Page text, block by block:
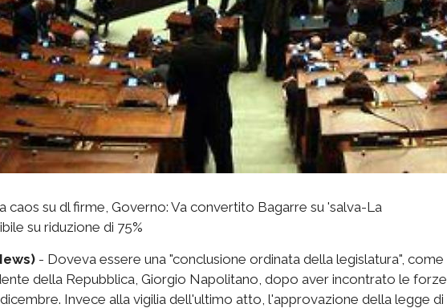
caos su dl firme, Governo: Va convertito Bagarre su 'salva-La
su riduzione di 75%
- Doveva essere una "conclusione ordinata della legislatura", come
della Repubblica, Giorgio Napolitano, dopo aver incontrato le forze
Invece alla vigilia dell'ultimo atto, l'approvazione della legge di